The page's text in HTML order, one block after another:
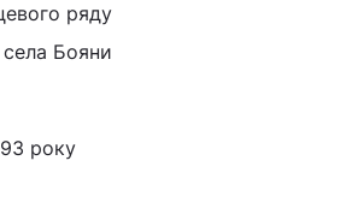
ряду
села Бояни
року